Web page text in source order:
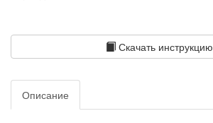
Скачать инструкцию
Описание